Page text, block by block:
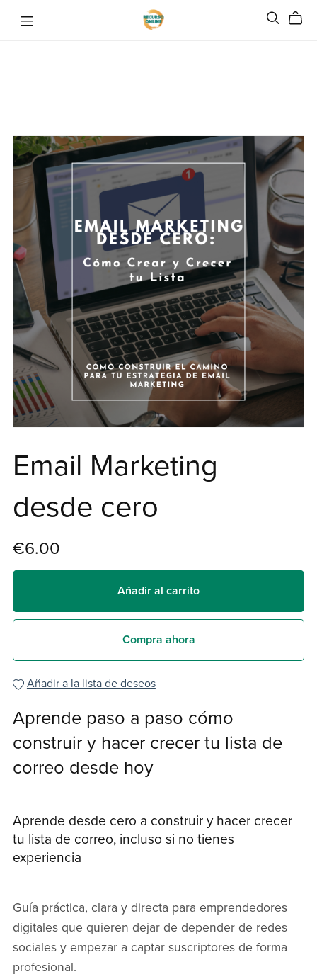
Email Marketing
desde cero
€6.00
Añadir al carrito
Compra ahora
Añadir a la lista de deseos
Aprende paso a paso cómo
construir y hacer crecer tu lista de
correo desde hoy
Aprende desde cero a construir y hacer crecer
tu lista de correo, incluso si no tienes
experiencia
Guía práctica, clara y directa para emprendedores
digitales que quieren dejar de depender de redes
sociales y empezar a captar suscriptores de forma
profesional.